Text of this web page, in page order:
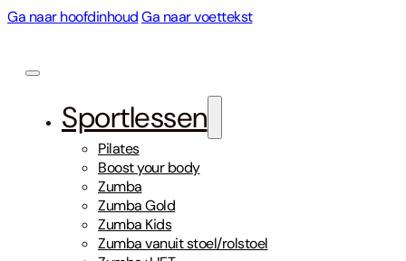
Ga naar hoofdinhoudGa naar voettekst
Sportlessen
Pilates
Boost your body
Zumba
Zumba Gold
Zumba Kids
Zumba vanuit stoel/rolstoel